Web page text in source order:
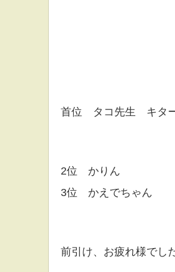
首位 タコ先生 キタ
2位 かりん
3位 かえでちゃん
前引け、お疲れ様でし